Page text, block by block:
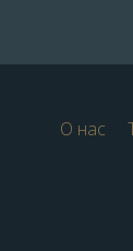
О нас